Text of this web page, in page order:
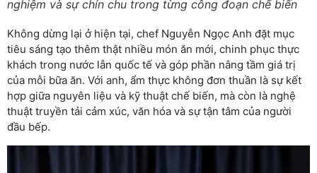
nghiệm và sự chỉn chu trong từng công đoạn chế biến
Không dừng lại ở hiện tại, chef Nguyễn Ngọc Anh đặt mục
tiêu sáng tạo thêm thật nhiều món ăn mới, chinh phục thực
khách trong nước lẫn quốc tế và góp phần nâng tầm giá trị
của mỗi bữa ăn. Với anh, ẩm thực không đơn thuần là sự kết
hợp giữa nguyên liệu và kỹ thuật chế biến, mà còn là nghệ
thuật truyền tải cảm xúc, văn hóa và sự tận tâm của người
đầu bếp.